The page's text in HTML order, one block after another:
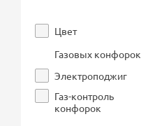
Цвет
Газовых конфорок
Электроподжиг
Газ-контроль
конфорок